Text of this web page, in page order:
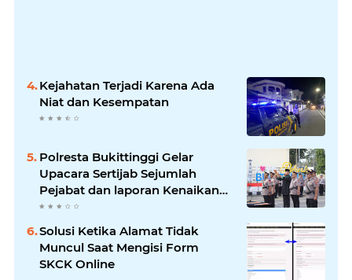
Kejahatan Terjadi Karena Ada
Niat dan Kesempatan
Polresta Bukittinggi Gelar
Upacara Sertijab Sejumlah
Pejabat dan laporan Kenaikan
Pangkat Pengabdian
Solusi Ketika Alamat Tidak
Muncul Saat Mengisi Form
SKCK Online